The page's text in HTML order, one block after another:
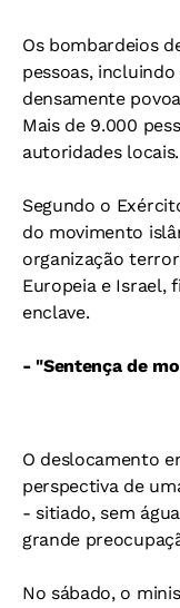
Os bombardeios
pessoas,
densamente
Mais de 9.000
autoridades locais.
Segundo o
do movimento
organização
Europeia e Israel,
enclave.
- "Sentença de
O deslocamento
perspectiva de
- sitiado, sem
grande
No sábado, o